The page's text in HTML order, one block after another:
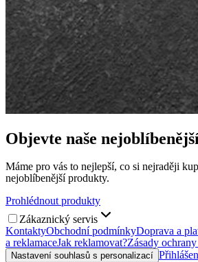
Objevte naše
Máme pro vás to nejlepší, co si nejraději
nejoblíbenější produkty.
Prohlédnout produkty
Zákaznický servis
KontaktyObchodní podmínkyDoprava a
a reklamaceJak reklamovat?Zásady
Nastavení souhlasů s personalizací